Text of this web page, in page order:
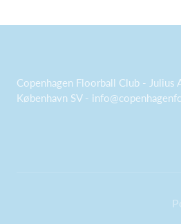
Copenhagen Floorball Club - Julius
København SV -